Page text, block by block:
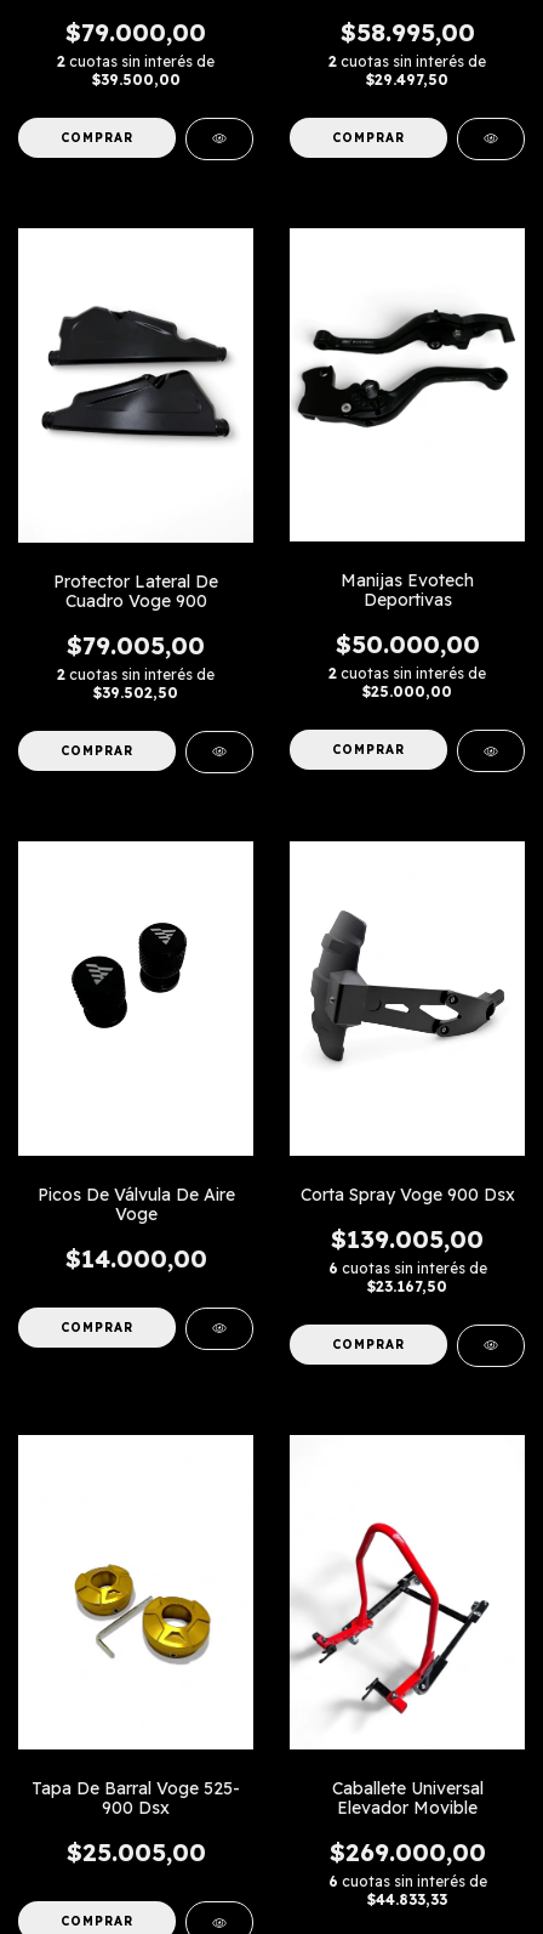
$79.000,00
2 cuotas sin interés de
$39.500,00
COMPRAR
$58.995,00
2 cuotas sin interés de
$29.497,50
Protector Lateral De
Cuadro Voge 900
$79.005,00
2 cuotas sin interés de
$39.502,50
Manijas Evotech
Deportivas
$50.000,00
2 cuotas sin interés de
$25.000,00
COMPRAR
Picos De Válvula De Aire
Voge
$14.000,00
COMPRAR
Corta Spray Voge 900 Dsx
$139.005,00
6 cuotas sin interés de
$23.167,50
Tapa De Barral Voge 525-
900 Dsx
$25.005,00
COMPRAR
Caballete Universal
Elevador Movible
$269.000,00
6 cuotas sin interés de
$44.833,33